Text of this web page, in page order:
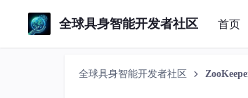
全球具身智能开发者社区 首页
全球具身智能开发者社区